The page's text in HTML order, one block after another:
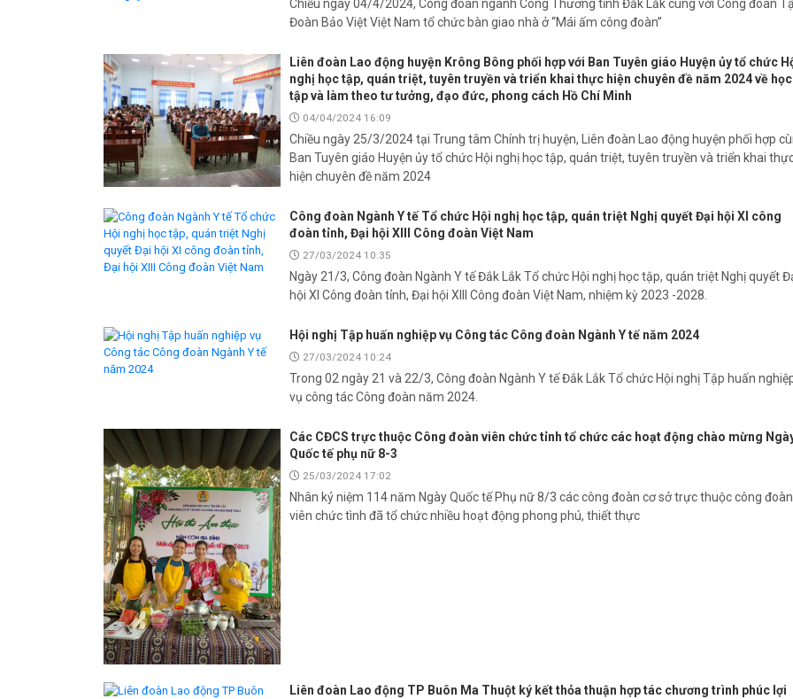
Chiều ngày 04/4/2024, Công đoàn ngành Công Thương tỉnh Đắk Lắk cùng với Công đoàn
Đoàn Bảo Việt Việt Nam tổ chức bàn giao nhà ở “Mái ấm công đoàn”
Liên đoàn Lao động huyện Krông Bông phối hợp với Ban Tuyên giáo Huyện ủy tổ chức
nghị học tập, quán triệt, tuyên truyền và triển khai thực hiện chuyên đề năm 2024 về học
tập và làm theo tư tưởng, đạo đức, phong cách Hồ Chí Minh
04/04/2024 16:09
Chiều ngày 25/3/2024 tại Trung tâm Chính trị huyện, Liên đoàn Lao động huyện phối hợp
Ban Tuyên giáo Huyện ủy tổ chức Hội nghị học tập, quán triệt, tuyên truyền và triển khai
hiện chuyên đề năm 2024
Công đoàn Ngành Y tế Tổ chức Hội nghị học tập, quán triệt Nghị quyết Đại hội XI công
đoàn tỉnh, Đại hội XIII Công đoàn Việt Nam
27/03/2024 10:35
Ngày 21/3, Công đoàn Ngành Y tế Đắk Lắk Tổ chức Hội nghị học tập, quán triệt Nghị quyết
hội XI Công đoàn tỉnh, Đại hội XIII Công đoàn Việt Nam, nhiệm kỳ 2023 -2028.
Hội nghị Tập huấn nghiệp vụ Công tác Công đoàn Ngành Y tế năm 2024
27/03/2024 10:24
Trong 02 ngày 21 và 22/3, Công đoàn Ngành Y tế Đắk Lắk Tổ chức Hội nghị Tập huấn
vụ công tác Công đoàn năm 2024.
Các CĐCS trực thuộc Công đoàn viên chức tỉnh tổ chức các hoạt động chào mừng
Quốc tế phụ nữ 8-3
25/03/2024 17:02
Nhân kỷ niệm 114 năm Ngày Quốc tế Phụ nữ 8/3 các công đoàn cơ sở trực thuộc công đoàn
viên chức tình đã tổ chức nhiều hoạt động phong phú, thiết thực
Liên đoàn Lao động TP Buôn Ma Thuột ký kết thỏa thuận hợp tác chương trình phúc lợi